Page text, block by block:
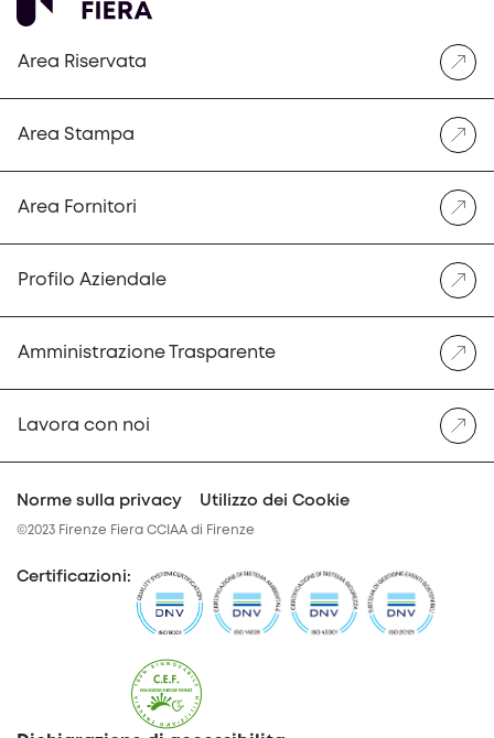
Area Riservata
Area Stampa
Area Fornitori
Profilo Aziendale
Amministrazione Trasparente
Lavora con noi
Norme sulla privacy Utilizzo dei Cookie
©2023 Firenze Fiera CCIAA di Firenze
Certificazioni: